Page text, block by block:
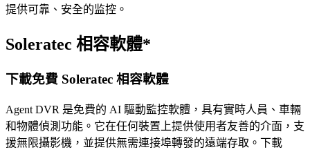
提供可靠、安全的监控。
Soleratec 相容軟體*
下載免費 Soleratec 相容軟體
Agent DVR 是免費的 AI 驅動監控軟體，具有實時人員、車輛
和物體偵測功能。它在任何裝置上提供使用者友善的介面，支
援無限攝影機，並提供無需連接埠轉發的遠端存取。下載